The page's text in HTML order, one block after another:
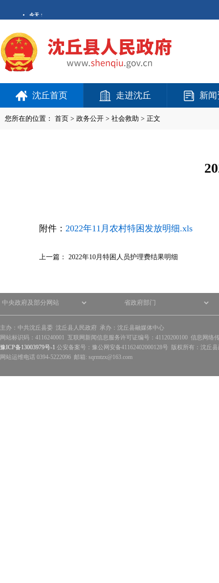
沈丘首页 走进沈丘 新
您所在的位置： 首页 > 政务公开 > 社会救助 > 正文
附件： 2022年11月农村特困发放明细.xls
上一篇： 2022年10月特困人员护理费结果明细
主办：中共沈丘县委 沈丘县人民政府 承办：沈丘县融媒体中心
网站标识码：4116240001 互联网新闻信息服务许可证编号：41120200100 信息网络
豫ICP备13003979号-1 公安备案号：豫公网安备41162402000128号 版权所有：沈丘
网站运维电话 0394-5222096 邮箱: sqrmtzx@163.com